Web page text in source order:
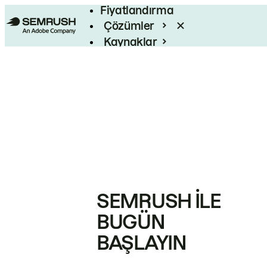
Fiyatlandırma
Çözümler
Kaynaklar
SEMRUSH ILE
BUGÜN
BAŞLAYIN